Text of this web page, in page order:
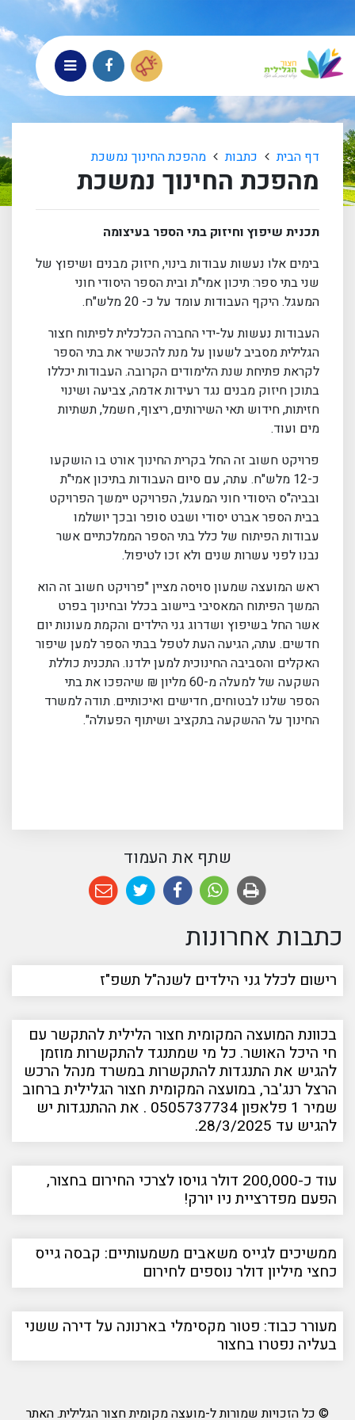
דף הבית כתבות מהפכת החינוך נמשכת
מהפכת החינוך נמשכת
תכנית שיפוץ וחיזוק בתי הספר בעיצומה
בימים אלו נעשות עבודות בינוי, חיזוק מבנים ושיפוץ של
שני בתי ספר: תיכון אמי"ת ובית הספר היסודי חוני
המעגל. היקף העבודות עומד על כ- 20 מלש"ח.
העבודות נעשות על-ידי החברה הכלכלית לפיתוח חצור
הגלילית מסביב לשעון על מנת להכשיר את בתי הספר
לקראת פתיחת שנת הלימודים הקרובה. העבודות יכללו
בתוכן חיזוק מבנים נגד רעידות אדמה, צביעה ושינוי
חזיתות, חידוש תאי השירותים, ריצוף, חשמל, תשתיות
מים ועוד.
פרויקט חשוב זה החל בקרית החינוך אורט בו הושקעו
כ-12 מלש"ח. עתה, עם סיום העבודות בתיכון אמי"ת
ובביה"ס היסודי חוני המעגל, הפרויקט יימשך הפרויקט
בבית הספר אברט יסודי ושבט סופר ובכך יושלמו
עבודות הפיתוח של כלל בתי הספר הממלכתיים אשר
נבנו לפני עשרות שנים ולא זכו לטיפול.
ראש המועצה שמעון סויסה מציין "פרויקט חשוב זה הוא
המשך הפיתוח המאסיבי ביישוב בכלל ובחינוך בפרט
אשר החל בשיפוץ ושדרוג גני הילדים והקמת מעונות יום
חדשים. עתה, הגיעה העת לטפל בבתי הספר למען שיפור
האקלים והסביבה החינוכית למען ילדנו. התכנית כוללת
השקעה של למעלה מ-60 מליון ₪ שיהפכו את בתי
הספר שלנו לבטוחים, חדישים ואיכותיים. תודה למשרד
החינוך על ההשקעה בתקציב ושיתוף הפעולה".
שתף את העמוד
כתבות אחרונות
רישום לכלל גני הילדים לשנה"ל תשפ"ז
בכוונת המועצה המקומית חצור הלילית להתקשר עם
חי היכל האושר. כל מי שמתנגד להתקשרות מוזמן
להגיש את התנגדות להתקשרות במשרד מנהל הרכש
הרצל רנג'בר, במועצה המקומית חצור הגלילית ברחוב
שמיר 1 פלאפון 0505737734 . את ההתנגדות יש
להגיש עד 28/3/2025.
עוד כ-200,000 דולר גויסו לצרכי החירום בחצור,
הפעם מפדרציית ניו יורק!
ממשיכים לגייס משאבים משמעותיים: קבסה גייס
כחצי מיליון דולר נוספים לחירום
מעורר כבוד: פטור מקסימלי בארנונה על דירה ששני
בעליה נפטרו בחצור
© כל הזכויות שמורות ל-מועצה מקומית חצור הגלילית. האתר